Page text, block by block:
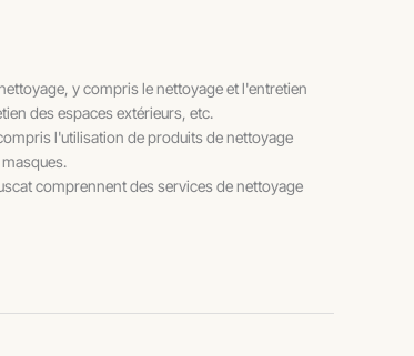
y compris le nettoyage et l'entretien
des espaces extérieurs, etc.
l'utilisation de produits de nettoyage
comprennent des services de nettoyage